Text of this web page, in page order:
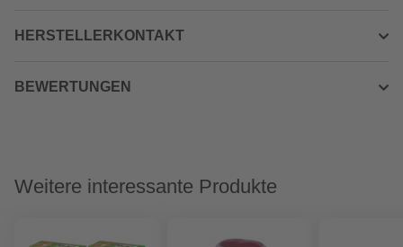
HERSTELLERKONTAKT
BEWERTUNGEN
Weitere interessante Produkte